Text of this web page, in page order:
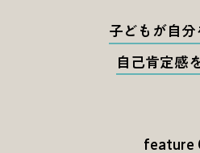
feature
子どもが自分
自己肯定感